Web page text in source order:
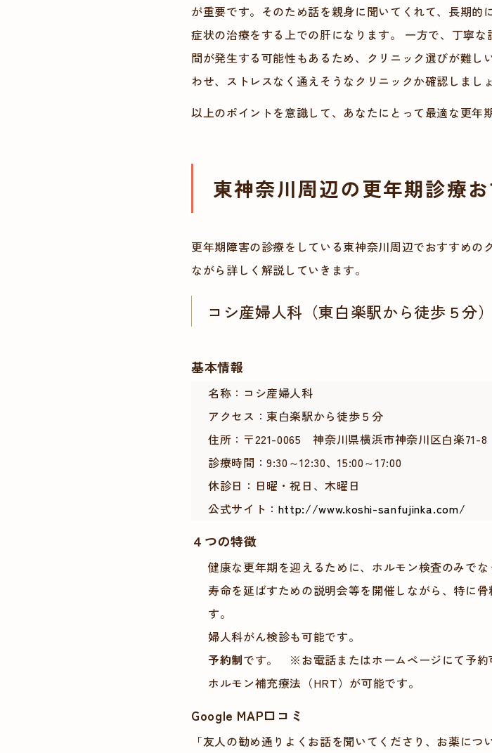
が重要です。そのため話を親身に聞いてくれて、長期
症状の治療をする上での肝になります。 一方で、丁寧
間が発生する可能性もあるため、クリニック選びが難
わせ、ストレスなく通えそうなクリニックか確認しましょ
以上のポイントを意識して、あなたにとって最適な更年
東神奈川周辺の更年期診療お
更年期障害の診療をしている東神奈川周辺でおすすめの
ながら詳しく解説していきます。
コシ産婦人科（東白楽駅から徒歩５分）
基本情報
名称：コシ産婦人科
アクセス：東白楽駅から徒歩５分
住所：〒221-0065 神奈川県横浜市神奈川区白楽71-8
診療時間：9:30～12:30、15:00～17:00
休診日：日曜・祝日、木曜日
公式サイト： http://www.koshi-sanfujinka.com/
４つの特徴
健康な更年期を迎えるために、ホルモン検査のみで
寿命を延ばすための説明会等を開催しながら、特に
す。
婦人科がん検診も可能です。
予約制です。 ※お電話またはホームページにて予約
ホルモン補充療法（HRT）が可能です。
Google MAP口コミ
「友人の勧め通りよくお話を聞いてくださり、お薬に